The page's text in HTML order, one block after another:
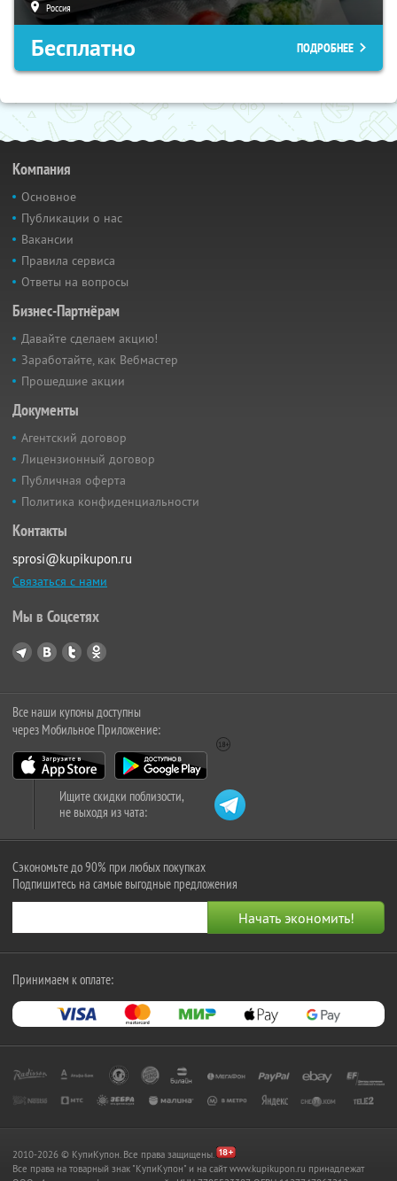
Россия
Бесплатно ПОДРОБНЕЕ
Компания
Основное
Публикации о нас
Вакансии
Правила сервиса
Ответы на вопросы
Бизнес-Партнёрам
Давайте сделаем акцию!
Заработайте, как Вебмастер
Прошедшие акции
Документы
Агентский договор
Лицензионный договор
Публичная оферта
Политика конфиденциальности
Контакты
sprosi@kupikupon.ru
Связаться с нами
Мы в Соцсетях
Все наши купоны доступны
через Мобильное Приложение:
Ищите скидки поблизости,
не выходя из чата:
Сэкономьте до 90% при любых покупках
Подпишитесь на самые выгодные предложения
Принимаем к оплате:
2010-2026 © КупиКупон. Все права защищены.
Все права на товарный знак "КупиКупон" и на сайт www.kupikupon.ru принадлежат